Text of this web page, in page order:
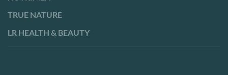
TRUE NATURE
LR HEALTH & BEAUTY